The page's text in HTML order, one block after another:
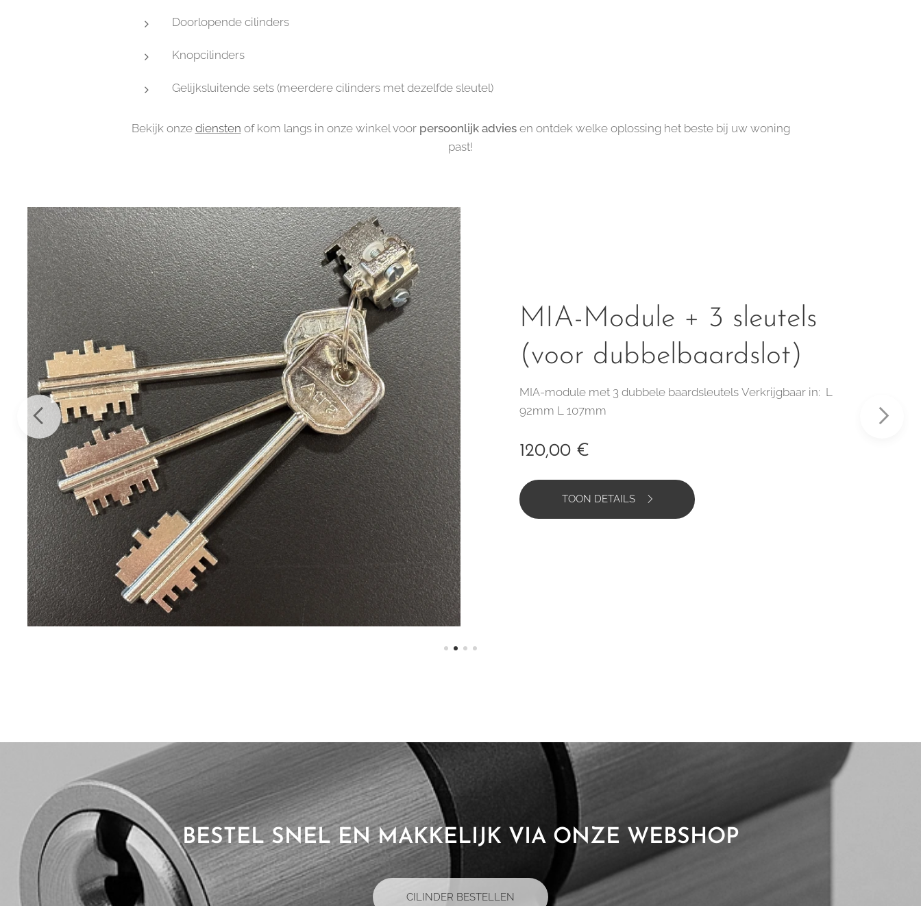
Doorlopende cilinders
Knopcilinders
Gelijksluitende sets (meerdere cilinders met dezelfde sleutel)
Bekijk onze diensten of kom langs in onze winkel voor persoonlijk adviesen ontdek welke oplossing het beste bij uw woning
past!
MIA-Module + 3 sleutels
(voor dubbelbaardslot)
MIA-module met 3 dubbele baardsleutels Verkrijgbaar in: L
92mm L 107mm
120,00 €
TOON DETAILS
BESTEL SNEL EN MAKKELIJK VIA ONZE WEBSHOP
CILINDER BESTELLEN